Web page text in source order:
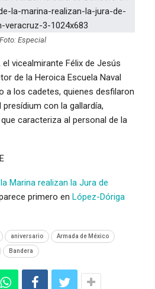
Foto: Especial
vicealmirante Félix de Jesús
de la Heroica Escuela Naval
a los cadetes, quienes desfilaron
con la gallardía,
caracteriza al personal de la
Marina realizan la Jura de
primero en López-Dóriga
aniversario Armada de México
Bandera